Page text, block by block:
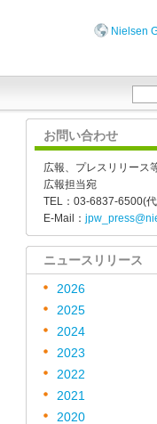
Nielsen
お問い合わせ
広報、プレスリリース
広報担当宛
TEL：03-6837-6500(
E-Mail：
ニュースリリース
2026
2025
2024
2023
2022
2021
2020